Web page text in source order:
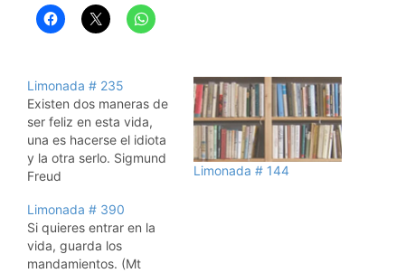
Limonada # 235
Existen dos maneras de
ser feliz en esta vida,
una es hacerse el idiota
y la otra serlo. Sigmund
Freud
Limonada # 144
Limonada # 390
Si quieres entrar en la
vida, guarda los
mandamientos. (Mt